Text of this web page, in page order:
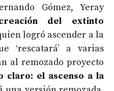
Gómez, Yeray
del extinto
logró ascender a la
‘rescatará’ a varias
al remozado proyecto
claro: el ascenso a la